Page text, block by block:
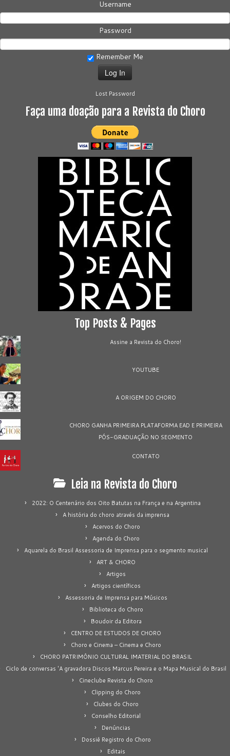
Username
Password
Remember Me
Lost Password
Faça uma doação para a Revista do Choro
Top Posts & Pages
Assine a Revista do Choro!
YOUTUBE
A ORIGEM DO CHORO
CHORO GANHA PRIMEIRA PLATAFORMA EAD E PRIMEIRA
PÓS-GRADUAÇÃO NO SEGMENTO
CONTATO
Leia na Revista do Choro
2022: O Centenário dos Oito Batutas na França e na Argentina
A história do choro através da imprensa
Acervos do Choro
Agenda do Choro
Aquarela do Brasil Assessoria de Imprensa para o segmento musical
ART & CHORO
Artigos
Artigos científicos
Assessoria de Imprensa para Músicos
Biblioteca do Choro
Boudoir da Editora
CENTRO DE ESTUDOS DE CHORO
Choro e Cinema – Cinema e Choro
CHORO PATRIMÔNIO CULTURAL IMATERIAL DO BRASIL
Ciclo de conversas 'A gravadora Discos Marcus Pereira e o Mapa Musical do Brasil
Cineclube Revista do Choro
Clipping do Choro
Clubes do Choro
Conselho Editorial
Denúncias
Dossiê Registro do Choro
Editais